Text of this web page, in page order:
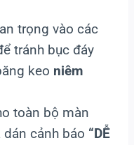
trọng vào các
tránh bục đáy
keo niêm
toàn bộ màn
dán cảnh báo “DỄ